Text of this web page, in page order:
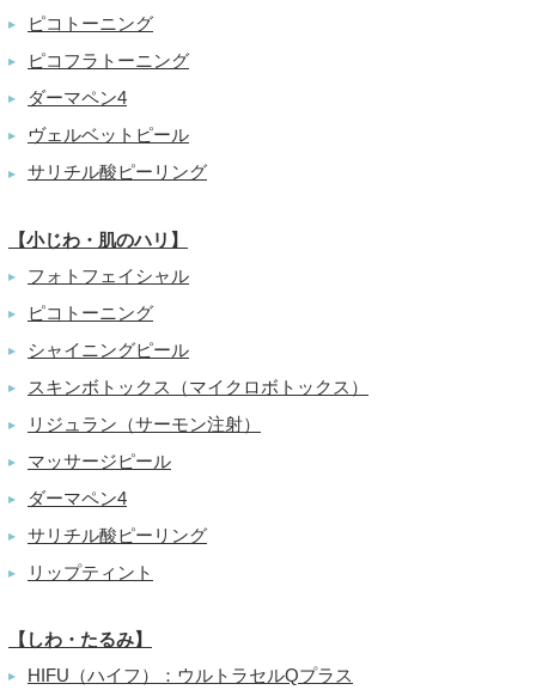
▶ ピコトーニング
▶ ピコフラトーニング
▶ ダーマペン4
▶ ヴェルベットピール
▶ サリチル酸ピーリング
【小じわ・肌のハリ】
▶ フォトフェイシャル
▶ ピコトーニング
▶ シャイニングピール
▶ スキンボトックス（マイクロボトックス）
▶ リジュラン（サーモン注射）
▶ マッサージピール
▶ ダーマペン4
▶ サリチル酸ピーリング
▶ リップティント
【しわ・たるみ】
▶ HIFU（ハイフ）：ウルトラセルQプラス